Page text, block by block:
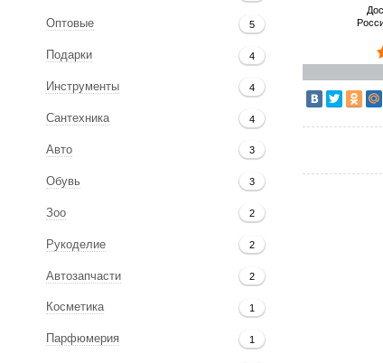
Оптовые 5
Подарки 4
Инструменты 4
Сантехника 4
Авто 3
Обувь 3
Зоо 2
Рукоделие 2
Автозапчасти 2
Косметика 1
Парфюмерия 1